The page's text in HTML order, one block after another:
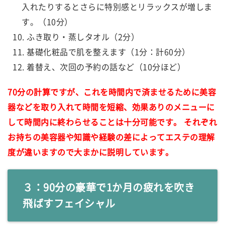
入れたりするとさらに特別感とリラックスが増しま
す。（10分）
ふき取り・蒸しタオル（2分）
基礎化粧品で肌を整えます（1分：計60分）
着替え、次回の予約の話など（10分ほど）
70分の計算ですが、これを時間内で済ませるために美容
器などを取り入れて時間を短縮、効果ありのメニューに
して時間内に終わらせることは十分可能です。
それぞれ
お持ちの美容器や知識や経験の差によってエステの理解
度が違いますので大まかに説明しています。
３：90分の豪華で1か月の疲れを吹き
飛ばすフェイシャル